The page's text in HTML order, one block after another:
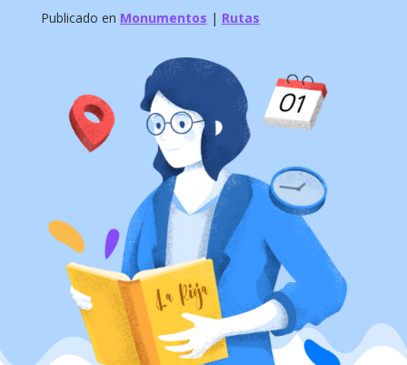
Publicado en Monumentos | Rutas